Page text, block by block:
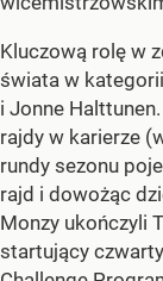
Kluczową rolę w
świata w
i Jonne
rajdy w karierze
rundy sezonu
rajd i dowożąc
Monzy ukończyli
startujący